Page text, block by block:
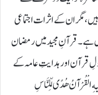
مگر ان کے اثرات اجتماعی
ہے۔ قرآنِ مجید میں رمضان
قرآن اور ہدایتِ عامہ کے
الْقُرْآنُ هُدًى لِّلنَّاسِ